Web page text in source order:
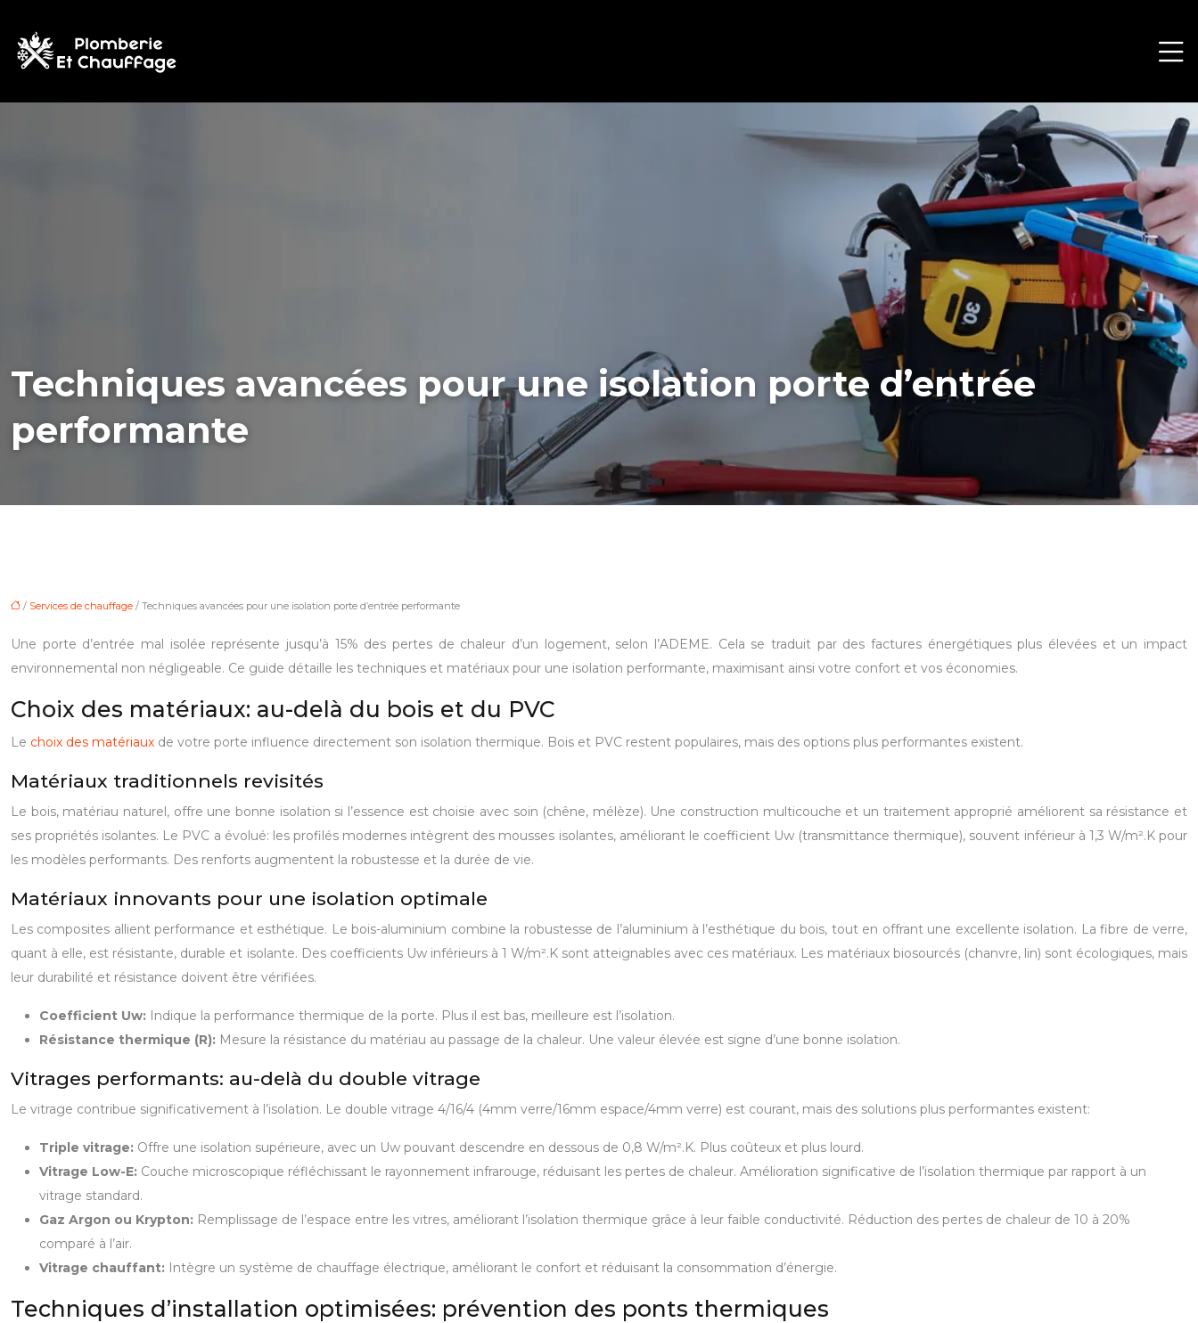
Techniques avancées pour une isolation porte d’entrée
performante
/ Services de chauffage / Techniques avancées pour une isolation porte d’entrée performante
Une porte d’entrée mal isolée représente jusqu’à 15% des pertes de chaleur d’un logement, selon l’ADEME. Cela se traduit par des factures énergétiques plus élevées et un impact
environnemental non négligeable. Ce guide détaille les techniques et matériaux pour une isolation performante, maximisant ainsi votre confort et vos économies.
Choix des matériaux: au-delà du bois et du PVC
Le choix des matériaux de votre porte influence directement son isolation thermique. Bois et PVC restent populaires, mais des options plus performantes existent.
Matériaux traditionnels revisités
Le bois, matériau naturel, offre une bonne isolation si l’essence est choisie avec soin (chêne, mélèze). Une construction multicouche et un traitement approprié améliorent sa résistance et
ses propriétés isolantes. Le PVC a évolué: les profilés modernes intègrent des mousses isolantes, améliorant le coefficient Uw (transmittance thermique), souvent inférieur à 1,3 W/m².K pour
les modèles performants. Des renforts augmentent la robustesse et la durée de vie.
Matériaux innovants pour une isolation optimale
Les composites allient performance et esthétique. Le bois-aluminium combine la robustesse de l’aluminium à l’esthétique du bois, tout en offrant une excellente isolation. La fibre de verre,
quant à elle, est résistante, durable et isolante. Des coefficients Uw inférieurs à 1 W/m².K sont atteignables avec ces matériaux. Les matériaux biosourcés (chanvre, lin) sont écologiques, mais
leur durabilité et résistance doivent être vérifiées.
Coefficient Uw: Indique la performance thermique de la porte. Plus il est bas, meilleure est l’isolation.
Résistance thermique (R): Mesure la résistance du matériau au passage de la chaleur. Une valeur élevée est signe d’une bonne isolation.
Vitrages performants: au-delà du double vitrage
Le vitrage contribue significativement à l’isolation. Le double vitrage 4/16/4 (4mm verre/16mm espace/4mm verre) est courant, mais des solutions plus performantes existent:
Triple vitrage: Offre une isolation supérieure, avec un Uw pouvant descendre en dessous de 0,8 W/m².K. Plus coûteux et plus lourd.
Vitrage Low-E: Couche microscopique réfléchissant le rayonnement infrarouge, réduisant les pertes de chaleur. Amélioration significative de l’isolation thermique par rapport à un
vitrage standard.
Gaz Argon ou Krypton: Remplissage de l’espace entre les vitres, améliorant l’isolation thermique grâce à leur faible conductivité. Réduction des pertes de chaleur de 10 à 20%
comparé à l’air.
Vitrage chauffant: Intègre un système de chauffage électrique, améliorant le confort et réduisant la consommation d’énergie.
Techniques d’installation optimisées: prévention des ponts thermiques